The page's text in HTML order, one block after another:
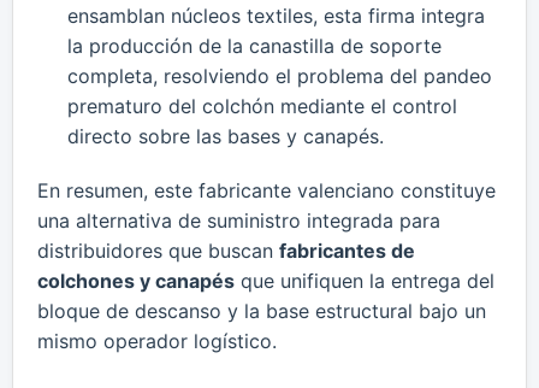
ensamblan núcleos textiles, esta firma integra
la producción de la canastilla de soporte
completa, resolviendo el problema del pandeo
prematuro del colchón mediante el control
directo sobre las bases y canapés.
​En resumen, este fabricante valenciano constituye
una alternativa de suministro integrada para
distribuidores que buscan fabricantes de
colchones y canapés que unifiquen la entrega del
bloque de descanso y la base estructural bajo un
mismo operador logístico.